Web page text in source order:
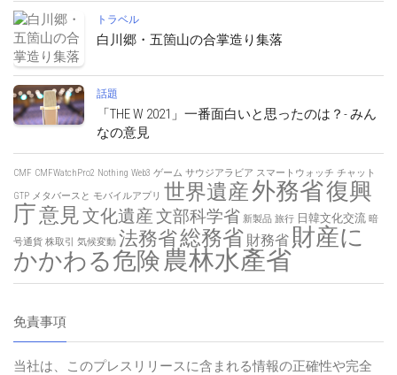
トラベル
白川郷・五箇山の合掌造り集落
話題
「THE W 2021」一番面白いと思ったのは？- みん
なの意見
CMF CMFWatchPro2 Nothing Web3 ゲーム サウジアラビア スマートウォッチ チャット
GTP メタバースと モバイルアプリ 世界遺産外務省復興
庁意見文化遺産文部科学省 新製品 旅行 日韓文化交流 暗
号通貨 株取引 気候変動 法務省総務省 財務省 財産に
かかわる危険 農林水產省
免責事項
当社は、このプレスリリースに含まれる情報の正確性や完全